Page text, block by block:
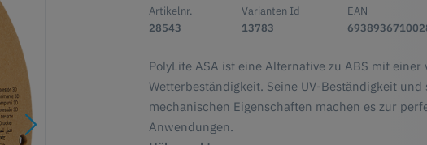
Artikelnr.
28543
Varianten Id
13783
EAN
PolyLite ASA ist eine Alternative zu ABS mit einer
Wetterbeständigkeit. Seine UV-Beständigkeit und
mechanischen Eigenschaften machen es zur
Anwendungen.